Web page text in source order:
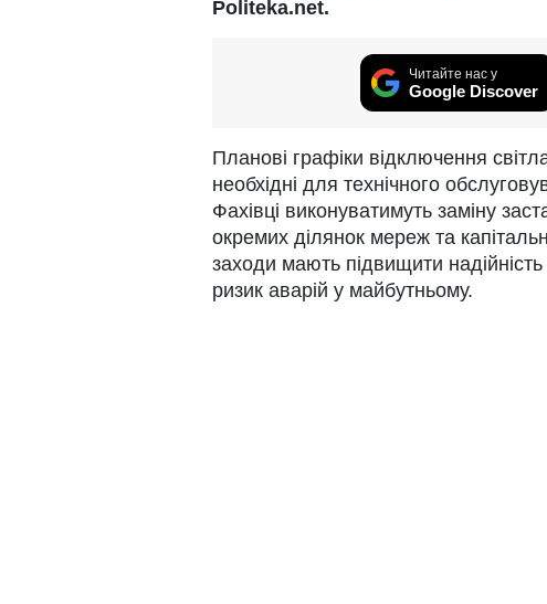
Politeka.net.
Читайте нас у
Google Discover
Планові графіки відключення
необхідні для технічного
Фахівці виконуватимуть заміну
окремих ділянок мереж та
заходи мають підвищити
ризик аварій у майбутньому.